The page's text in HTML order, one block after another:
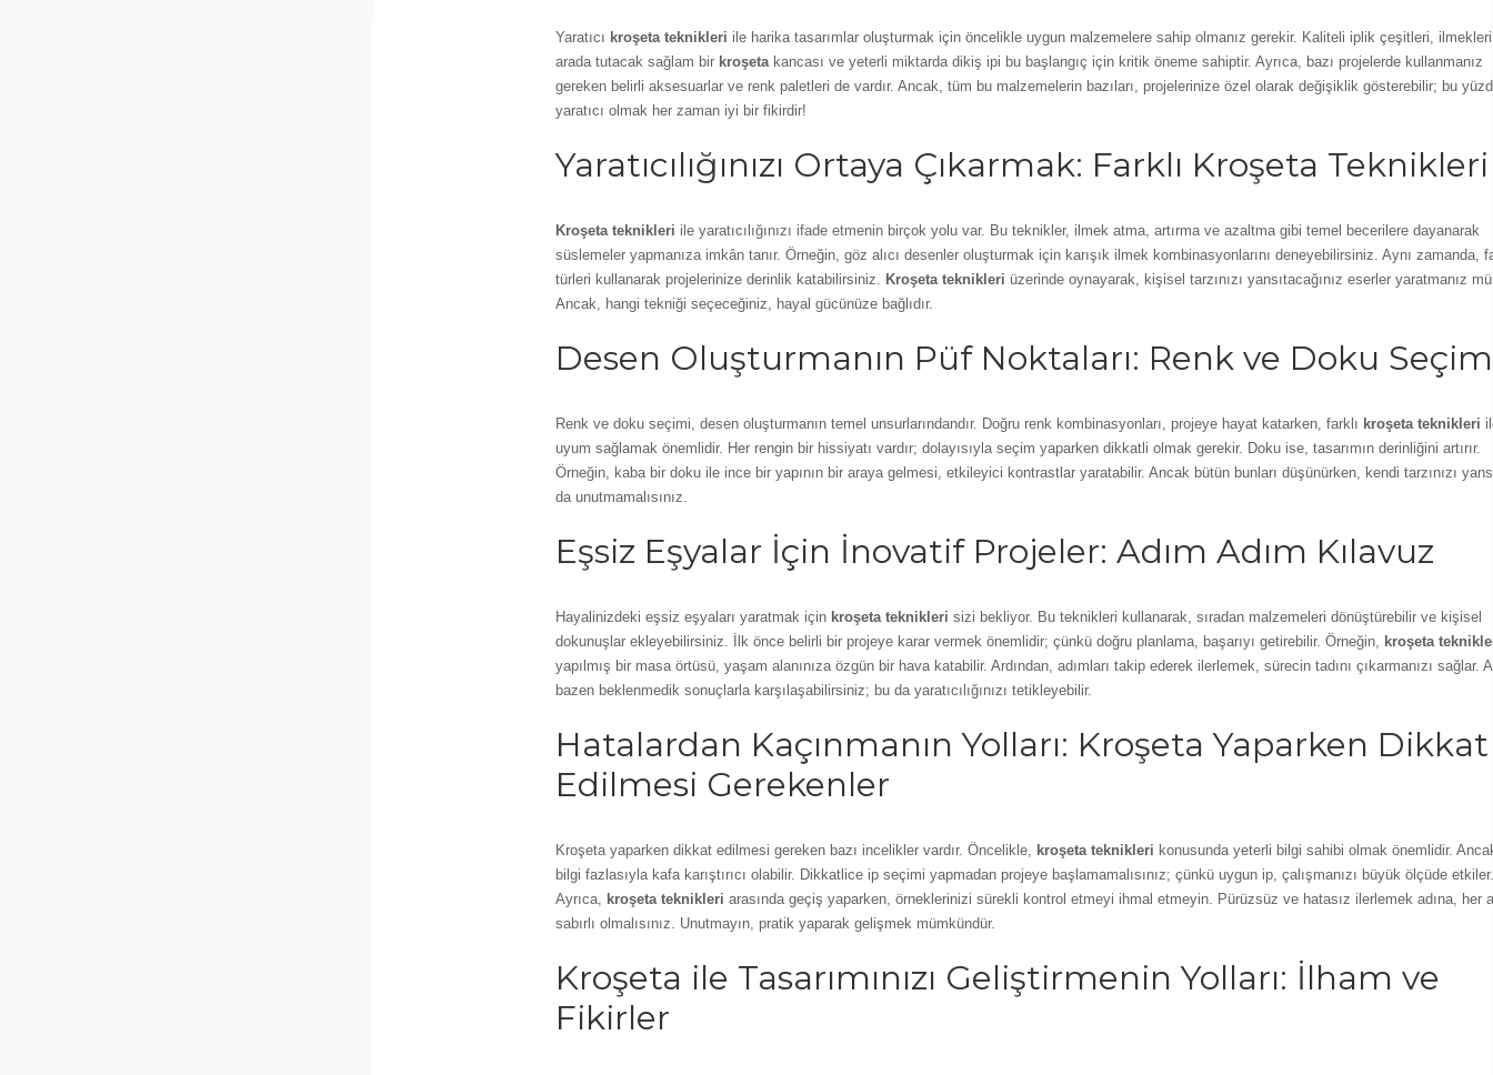
Yaratıcı kroşeta teknikleri ile harika tasarımlar oluşturmak için öncelikle uygun malzemelere sahip olmanız gerekir. Kaliteli iplik çeşitleri,
arada tutacak sağlam bir kroşetakancası ve yeterli miktarda dikiş ipi bu başlangıç için kritik öneme sahiptir. Ayrıca, bazı projelerde kullanmanız
gereken belirli aksesuarlar ve renk paletleri de vardır. Ancak, tüm bu malzemelerin bazıları, projelerinize özel olarak değişiklik gösterebilir; bu
yaratıcı olmak her zaman iyi bir fikirdir!
Yaratıcılığınızı Ortaya Çıkarmak: Farklı Kroşeta Teknikleri
Kroşeta teknikleri ile yaratıcılığınızı ifade etmenin birçok yolu var. Bu teknikler, ilmek atma, artırma ve azaltma gibi temel becerilere dayanarak
süslemeler yapmanıza imkân tanır. Örneğin, göz alıcı desenler oluşturmak için karışık ilmek kombinasyonlarını deneyebilirsiniz. Aynı zamanda,
türleri kullanarak projelerinize derinlik katabilirsiniz. Kroşeta teknikleri üzerinde oynayarak, kişisel tarzınızı yansıtacağınız eserler yaratmanız
Ancak, hangi tekniği seçeceğiniz, hayal gücünüze bağlıdır.
Desen Oluşturmanın Püf Noktaları: Renk ve Doku
Renk ve doku seçimi, desen oluşturmanın temel unsurlarındandır. Doğru renk kombinasyonları, projeye hayat katarken, farklı kroşeta teknikleri
uyum sağlamak önemlidir. Her rengin bir hissiyatı vardır; dolayısıyla seçim yaparken dikkatli olmak gerekir. Doku ise, tasarımın derinliğini artırır.
Örneğin, kaba bir doku ile ince bir yapının bir araya gelmesi, etkileyici kontrastlar yaratabilir. Ancak bütün bunları düşünürken, kendi tarzınızı
da unutmamalısınız.
Eşsiz Eşyalar İçin İnovatif Projeler: Adım Adım Kılavuz
Hayalinizdeki eşsiz eşyaları yaratmak için kroşeta teknikleri sizi bekliyor. Bu teknikleri kullanarak, sıradan malzemeleri dönüştürebilir ve kişisel
dokunuşlar ekleyebilirsiniz. İlk önce belirli bir projeye karar vermek önemlidir; çünkü doğru planlama, başarıyı getirebilir. Örneğin, kroşeta
yapılmış bir masa örtüsü, yaşam alanınıza özgün bir hava katabilir. Ardından, adımları takip ederek ilerlemek, sürecin tadını çıkarmanızı sağlar.
bazen beklenmedik sonuçlarla karşılaşabilirsiniz; bu da yaratıcılığınızı tetikleyebilir.
Hatalardan Kaçınmanın Yolları: Kroşeta Yaparken Dikkat
Edilmesi Gerekenler
Kroşeta yaparken dikkat edilmesi gereken bazı incelikler vardır. Öncelikle, kroşeta teknikleri konusunda yeterli bilgi sahibi olmak önemlidir.
bilgi fazlasıyla kafa karıştırıcı olabilir. Dikkatlice ip seçimi yapmadan projeye başlamamalısınız; çünkü uygun ip, çalışmanızı büyük ölçüde etkiler.
Ayrıca, kroşeta teknikleri arasında geçiş yaparken, örneklerinizi sürekli kontrol etmeyi ihmal etmeyin. Pürüzsüz ve hatasız ilerlemek adına, her
sabırlı olmalısınız. Unutmayın, pratik yaparak gelişmek mümkündür.
Kroşeta ile Tasarımınızı Geliştirmenin Yolları: İlham ve
Fikirler